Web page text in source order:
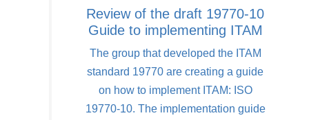
Review of the draft 19770-10
Guide to implementing ITAM
The group that developed the ITAM
standard 19770 are creating a guide
on how to implement ITAM: ISO
19770-10. The implementation guide